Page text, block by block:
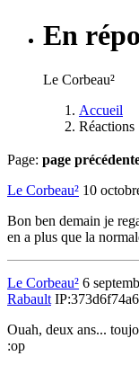
En
Le Corbeau²
Accueil
Réactions
Page: page
Le Corbeau² 10
Bon ben demain je
en a plus que la
Le Corbeau² 6
Rabault
Ouah, deux ans...
:op